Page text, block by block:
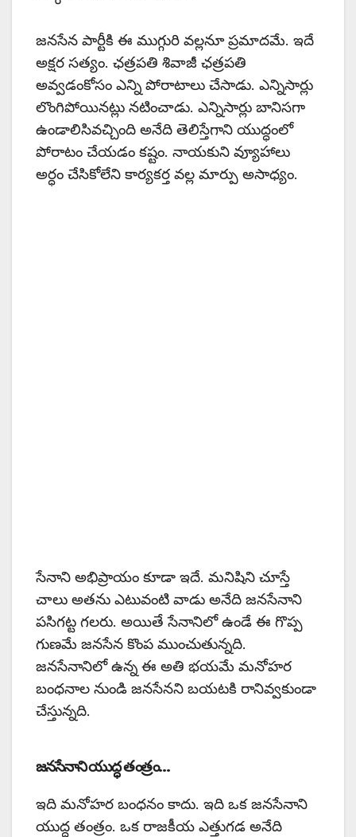
జనసేన పార్టీకి ఈ ముగ్గురి వల్లనూ ప్రమాదమే. ఇదే
అక్షర సత్యం. ఛత్రపతి శివాజీ ఛత్రపతి
అవ్వడంకోసం ఎన్ని పోరాటాలు చేసాడు. ఎన్నిసార్లు
లొంగిపోయినట్లు నటించాడు. ఎన్నిసార్లు బానిసగా
ఉండాలిసివచ్చింది అనేది తెలిస్తేగాని యుద్ధంలో
పోరాటం చేయడం కష్టం. నాయకుని వ్యూహాలు
అర్ధం చేసికోలేని కార్యకర్త వల్ల మార్పు అసాధ్యం.
సేనాని అభిప్రాయం కూడా ఇదే. మనిషిని చూస్తే
చాలు అతను ఎటువంటి వాడు అనేది జనసేనాని
పసిగట్ట గలరు. అయితే సేనానిలో ఉండే ఈ గొప్ప
గుణమే జనసేన కొంప ముంచుతున్నది.
జనసేనానిలో ఉన్న ఈ అతి భయమే మనోహర
బంధనాల నుండి జనసేనని బయటకి రానివ్వకుండా
చేస్తున్నది.
జనసేనాని యుద్ధ తంత్రం…
ఇది మనోహర బంధనం కాదు. ఇది ఒక జనసేనాని
యుద్ధ తంత్రం. ఒక రాజకీయ ఎత్తుగడ అనేది